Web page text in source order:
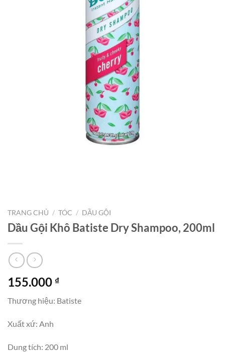
TRANG CHỦ / TÓC / DẦU GỘI
Dầu Gội Khô Batiste Dry Shampoo, 200ml
155.000 ₫
Thương hiệu: Batiste
Xuất xứ: Anh
Dung tích: 200 ml